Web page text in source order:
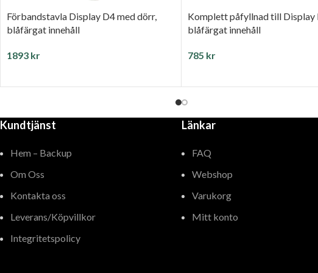
Förbandstavla Display D4 med dörr,
blåfärgat innehåll
1893 kr
Komplett påfyllnad till Display
blåfärgat innehåll
785 kr
Kundtjänst
Hem – Backup
Om Oss
Kontakta oss
Leverans/Köpvillkor
Integritetspolicy
Länkar
FAQ
Webshop
Varukorg
Mitt konto